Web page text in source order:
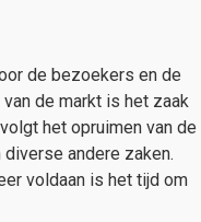
de bezoekers en de
de markt is het zaak
het opruimen van de
andere zaken.
voldaan is het tijd om